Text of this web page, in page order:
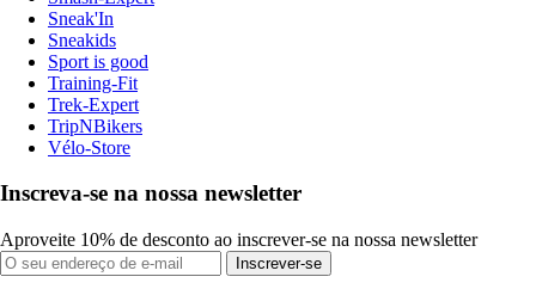
Sneak'In
Sneakids
Sport is good
Training-Fit
Trek-Expert
TripNBikers
Vélo-Store
Inscreva-se na nossa newsletter
Aproveite 10% de desconto ao inscrever-se na nossa newsletter
Inscrever-se